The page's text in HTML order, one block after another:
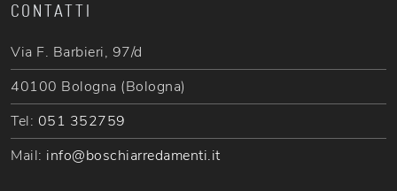
CONTATTI
Via F. Barbieri, 97/d
40100 Bologna (Bologna)
Tel: 051 352759
Mail: info@boschiarredamenti.it